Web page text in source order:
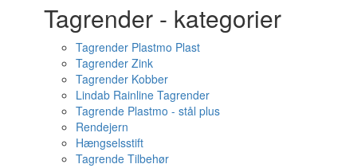
Tagrender - kategorier
Tagrender Plastmo Plast
Tagrender Zink
Tagrender Kobber
Lindab Rainline Tagrender
Tagrende Plastmo - stål plus
Rendejern
Hængselsstift
Tagrende Tilbehør